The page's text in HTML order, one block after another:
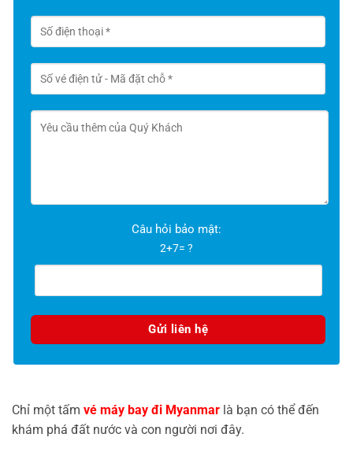
Câu hỏi bảo mật:
2+7= ?
Chỉ một tấm vé máy bay đi Myanmar là bạn có thể đến
khám phá đất nước và con người nơi đây.